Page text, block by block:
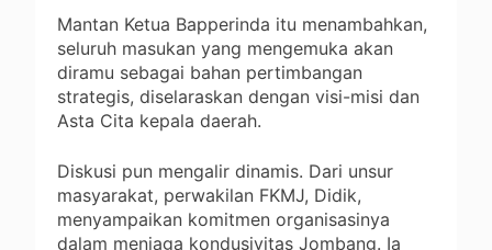
Mantan Ketua Bapperinda itu menambahkan,
seluruh masukan yang mengemuka akan
diramu sebagai bahan pertimbangan
strategis, diselaraskan dengan visi-misi dan
Asta Cita kepala daerah.
Diskusi pun mengalir dinamis. Dari unsur
masyarakat, perwakilan FKMJ, Didik,
menyampaikan komitmen organisasinya
dalam menjaga kondusivitas Jombang. Ia